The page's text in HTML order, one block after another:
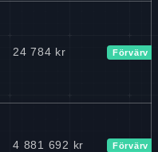
24 784 kr Förvärv
4 881 692 kr Förvärv